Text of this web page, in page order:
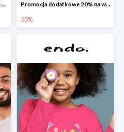
Dodatkowe -25% na wiosenne nowości Promocja dodatkowe 20% na wszystko
20%